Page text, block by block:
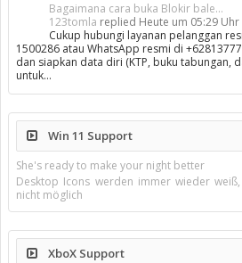
Bagaimana cara buka Blokir bale...
123tomla replied Heute um 05:29 Uhr
Cukup hubungi layanan pelanggan
1500286 atau WhatsApp resmi di
dan siapkan data diri (KTP, buku tabungan,
untuk…
Win 11 Support
She's ready to make your night better
Desktop Icons werden immer wieder
nicht möglich
XboX Support